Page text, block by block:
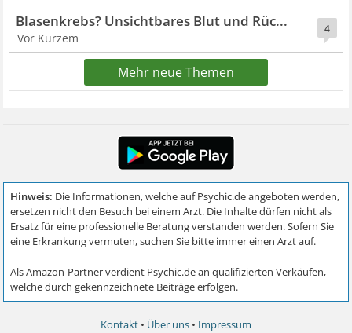
4
Blasenkrebs? Unsichtbares Blut und Rüc...
Vor Kurzem
Mehr neue Themen
Kontakt • Über uns • Impressum